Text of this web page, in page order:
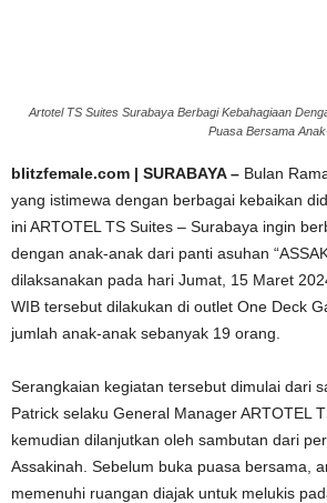
Artotel TS Suites Surabaya Berbagi Kebahagiaan
Puasa Bersama
blitzfemale.com | SURABAYA – Bulan
yang istimewa dengan berbagai kebaikan
ini ARTOTEL TS Suites – Surabaya ingin
dengan anak-anak dari panti asuhan
dilaksanakan pada hari Jumat, 15 Maret
WIB tersebut dilakukan di outlet One Deck
jumlah anak-anak sebanyak 19 orang.
Serangkaian kegiatan tersebut dimulai dari
Patrick selaku General Manager ARTOTEL
kemudian dilanjutkan oleh sambutan dari
Assakinah. Sebelum buka puasa bersama,
memenuhi ruangan diajak untuk melukis